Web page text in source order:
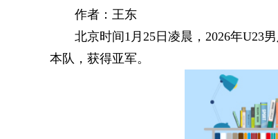
作者：王东
北京时间1月25日凌晨，2026年U23
本队，获得亚军。